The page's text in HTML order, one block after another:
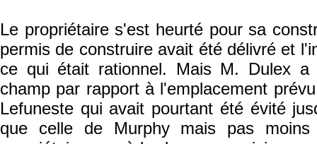
Le propriétaire s'est heurté pour sa
permis de construire avait été délivré et
ce qui était rationnel. Mais M. Dulex a
champ par rapport à l'emplacement
Lefuneste qui avait pourtant été évité
que celle de Murphy mais pas